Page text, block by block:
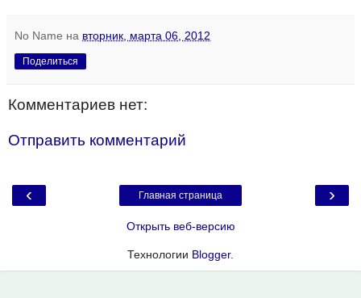
No Name на вторник, марта 06, 2012
Поделиться
Комментариев нет:
Отправить комментарий
‹ ›
Главная страница
Открыть веб-версию
Технологии Blogger.